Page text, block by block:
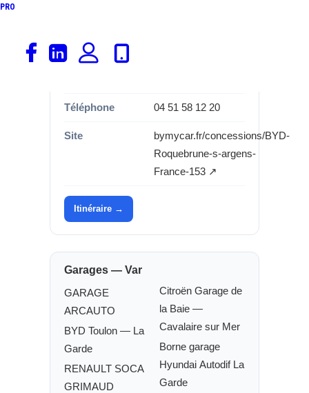
PRO
Région
Téléphone 04 51 58 12 20
Site
bymycar.fr/concessions/BYD-
Roquebrune-s-argens-
France-153 ↗
Itinéraire →
Garages — Var
GARAGE
ARCAUTO
BYD Toulon — La
Garde
RENAULT SOCA
GRIMAUD
Citroën Garage de
la Baie —
Cavalaire sur Mer
Borne garage
Hyundai Autodif La
Garde